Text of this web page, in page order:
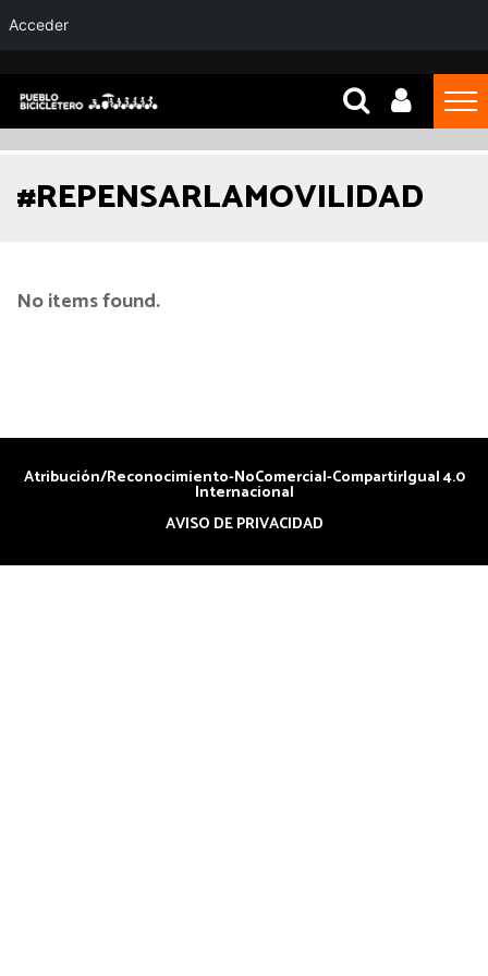
#REPENSARLAMOVILIDAD
No items found.
Atribución/Reconocimiento-NoComercial-CompartirIgual 4.0
Internacional
AVISO DE PRIVACIDAD
Acceder